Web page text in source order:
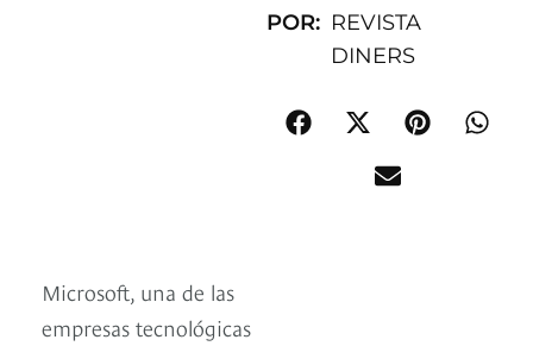
POR: REVISTA
DINERS
Microsoft, una de las
empresas tecnológicas